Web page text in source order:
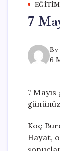
EĞITIM
7
By
6
7
Koç
Hayat,